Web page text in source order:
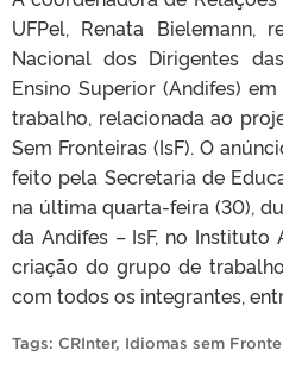
UFPel, Renata Bielemann,
Nacional dos Dirigentes
Ensino Superior (Andifes)
trabalho, relacionada ao
Sem Fronteiras (IsF). O
feito pela Secretaria de
na última quarta-feira (30),
da Andifes – IsF, no Instituto
criação do grupo de
com todos os integrantes,
Tags: CRInter, Idiomas sem